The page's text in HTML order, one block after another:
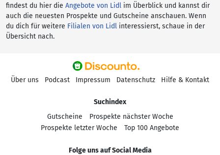
findest du hier die Angebote von Lidl im Überblick und kannst dir
auch die neuesten Prospekte und Gutscheine anschauen. Wenn
du dich für weitere Filialen von Lidl interessierst, schaue in der
Übersicht nach.
Über uns Podcast Impressum Datenschutz Hilfe & Kontakt
Suchindex
Gutscheine
Prospekte nächster Woche
Prospekte letzter Woche
Top 100 Angebote
Folge uns auf Social Media